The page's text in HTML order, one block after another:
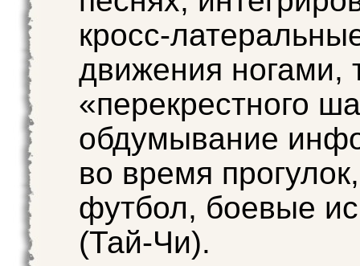
кросс-
движения ногами,
«перекрестного
обдумывание
во время
футбол, боевые
(Тай-Чи).